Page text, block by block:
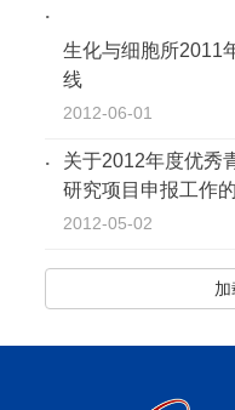
生化与细胞所2011
线
2012-06-01
关于2012年度优秀
研究项目申报工作
2012-05-02